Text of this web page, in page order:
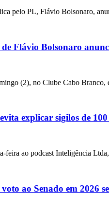
pelo PL, Flávio Bolsonaro,
Flávio Bolsonaro
(2), no Clube Cabo Branco,
explicar sigilos de 100
feira ao podcast Inteligência
voto ao Senado em